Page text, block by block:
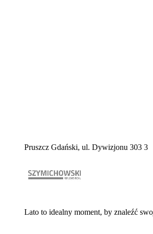
Pruszcz Gdański, ul. Dywizjonu 303 3
Lato to idealny moment, by znaleźć